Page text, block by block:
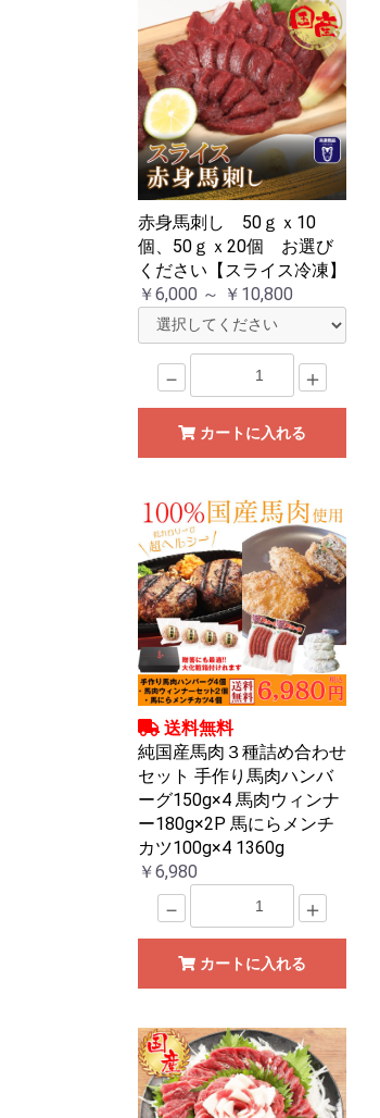
赤身馬刺し 50ｇｘ10
個、50ｇｘ20個 お選び
ください【スライス冷凍】
￥6,000 ～ ￥10,800
－ ＋
カートに入れる
送料無料
純国産馬肉３種詰め合わせ
セット 手作り馬肉ハンバ
ーグ150g×4 馬肉ウィンナ
ー180g×2P 馬にらメンチ
カツ100g×4 1360g
￥6,980
－ ＋
カートに入れる